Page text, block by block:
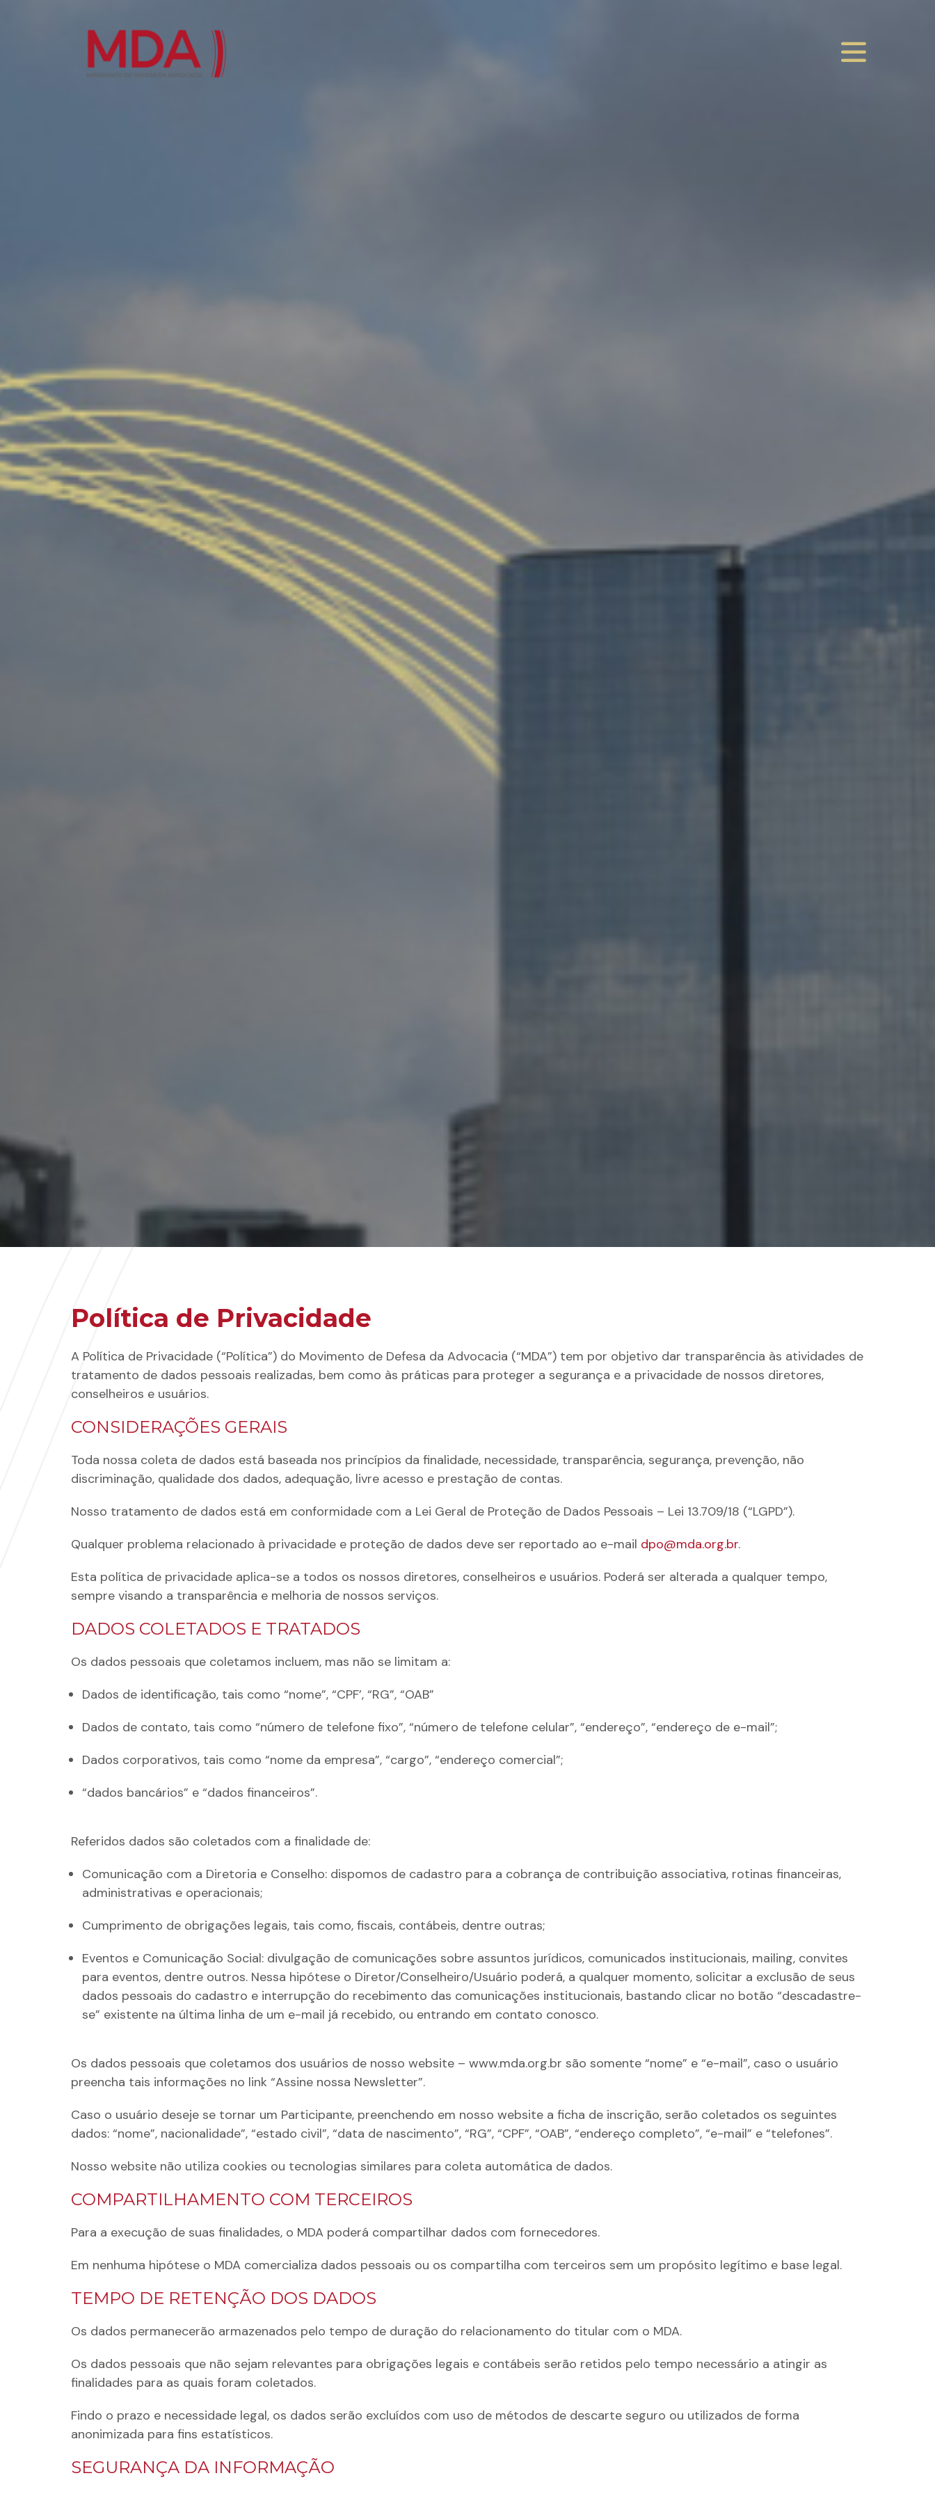
Política de Privacidade
A Política de Privacidade (“Política”) do Movimento de Defesa da Advocacia (“MDA”) tem por objetivo dar transparência às atividades de
tratamento de dados pessoais realizadas, bem como às práticas para proteger a segurança e a privacidade de nossos diretores,
conselheiros e usuários.
CONSIDERAÇÕES GERAIS
Toda nossa coleta de dados está baseada nos princípios da finalidade, necessidade, transparência, segurança, prevenção, não
discriminação, qualidade dos dados, adequação, livre acesso e prestação de contas.
Nosso tratamento de dados está em conformidade com a Lei Geral de Proteção de Dados Pessoais – Lei 13.709/18 (“LGPD”).
Qualquer problema relacionado à privacidade e proteção de dados deve ser reportado ao e-mail dpo@mda.org.br.
Esta política de privacidade aplica-se a todos os nossos diretores, conselheiros e usuários. Poderá ser alterada a qualquer tempo,
sempre visando a transparência e melhoria de nossos serviços.
DADOS COLETADOS E TRATADOS
Os dados pessoais que coletamos incluem, mas não se limitam a:
Dados de identificação, tais como “nome”, “CPF’, “RG”, “OAB”
Dados de contato, tais como “número de telefone fixo”, “número de telefone celular”, “endereço”, “endereço de e-mail”;
Dados corporativos, tais como “nome da empresa”, “cargo”, “endereço comercial”;
“dados bancários” e “dados financeiros”.
Referidos dados são coletados com a finalidade de:
Comunicação com a Diretoria e Conselho: dispomos de cadastro para a cobrança de contribuição associativa, rotinas financeiras,
administrativas e operacionais;
Cumprimento de obrigações legais, tais como, fiscais, contábeis, dentre outras;
Eventos e Comunicação Social: divulgação de comunicações sobre assuntos jurídicos, comunicados institucionais, mailing, convites
para eventos, dentre outros. Nessa hipótese o Diretor/Conselheiro/Usuário poderá, a qualquer momento, solicitar a exclusão de seus
dados pessoais do cadastro e interrupção do recebimento das comunicações institucionais, bastando clicar no botão “descadastre-
se” existente na última linha de um e-mail já recebido, ou entrando em contato conosco.
Os dados pessoais que coletamos dos usuários de nosso website – www.mda.org.br são somente “nome” e “e-mail”, caso o usuário
preencha tais informações no link “Assine nossa Newsletter”.
Caso o usuário deseje se tornar um Participante, preenchendo em nosso website a ficha de inscrição, serão coletados os seguintes
dados: “nome”, nacionalidade”, “estado civil”, “data de nascimento”, “RG”, “CPF”, “OAB”, “endereço completo”, “e-mail” e “telefones”.
Nosso website não utiliza cookies ou tecnologias similares para coleta automática de dados.
COMPARTILHAMENTO COM TERCEIROS
Para a execução de suas finalidades, o MDA poderá compartilhar dados com fornecedores.
Em nenhuma hipótese o MDA comercializa dados pessoais ou os compartilha com terceiros sem um propósito legítimo e base legal.
TEMPO DE RETENÇÃO DOS DADOS
Os dados permanecerão armazenados pelo tempo de duração do relacionamento do titular com o MDA.
Os dados pessoais que não sejam relevantes para obrigações legais e contábeis serão retidos pelo tempo necessário a atingir as
finalidades para as quais foram coletados.
Findo o prazo e necessidade legal, os dados serão excluídos com uso de métodos de descarte seguro ou utilizados de forma
anonimizada para fins estatísticos.
SEGURANÇA DA INFORMAÇÃO